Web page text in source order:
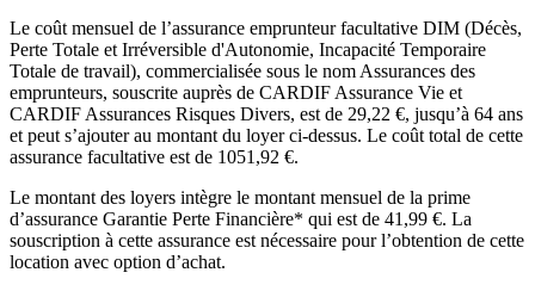
Le coût mensuel de l’assurance emprunteur facultative DIM (Décès,
Perte Totale et Irréversible d'Autonomie, Incapacité Temporaire
Totale de travail), commercialisée sous le nom Assurances des
emprunteurs, souscrite auprès de CARDIF Assurance Vie et
CARDIF Assurances Risques Divers, est de 29,22 €, jusqu’à 64 ans
et peut s’ajouter au montant du loyer ci-dessus. Le coût total de cette
assurance facultative est de 1051,92 €.
Le montant des loyers intègre le montant mensuel de la prime
d’assurance Garantie Perte Financière* qui est de 41,99 €. La
souscription à cette assurance est nécessaire pour l’obtention de cette
location avec option d’achat.